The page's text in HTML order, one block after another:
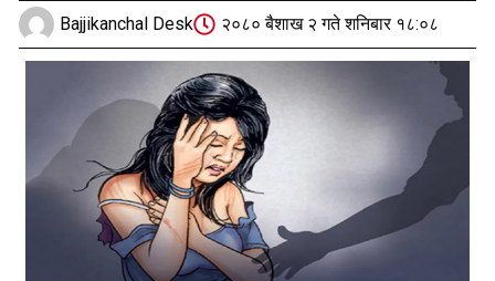
Bajjikanchal Desk २०८० बैशाख २ गते शनिबार १८:०८